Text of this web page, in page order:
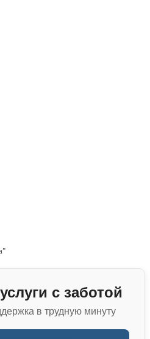
с заботой
в трудную минуту